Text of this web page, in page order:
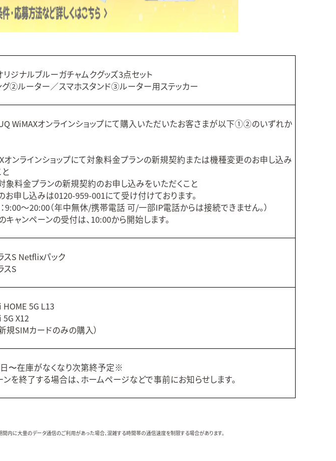
リジナルブルーガチャムクグッズ3点セット
②ルーター／スマホスタンド③ルーター用ステッカー
WiMAXオンラインショップにて購入いただいたお客さまが以下①②のいずれか
ンラインショップにて対象料金プランの新規契約または機種変更のお申し込み
料金プランの新規契約のお申し込みをいただくこと
申し込みは0120-959-001にて受け付けております。
～20:00（年中無休/携帯電話 可/一部IP電話からは接続できません。）
ャンペーンの受付は、10:00から開始します。
スS Netflixパック
スS
5G L13
X12
規SIMカードのみの購入）
〜在庫がなくなり次第終予定※
を終了する場合は、ホームページなどで事前にお知らせします。
間内に大量のデータ通信のご利用があった場合、混雑する時間帯の通信速度を制限する場合があります。